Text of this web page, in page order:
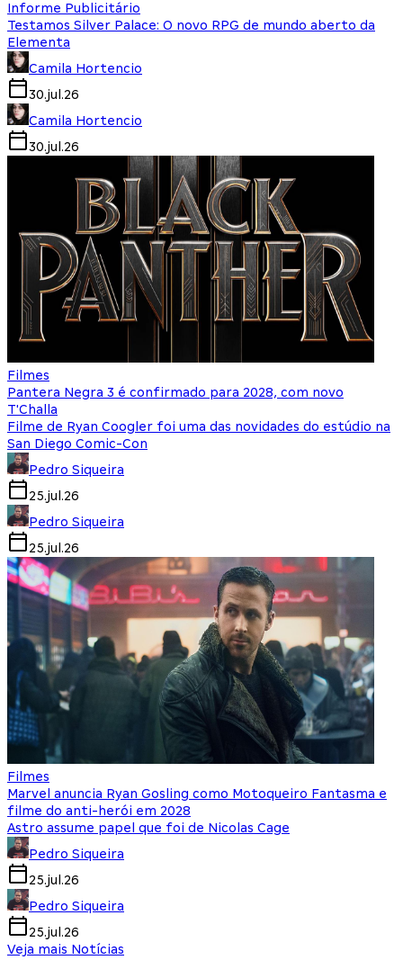
Informe Publicitário
Testamos Silver Palace: O novo RPG de mundo aberto da
Elementa
Camila Hortencio
30.jul.26
Camila Hortencio
30.jul.26
Filmes
Pantera Negra 3 é confirmado para 2028, com novo
T'Challa
Filme de Ryan Coogler foi uma das novidades do estúdio na
San Diego Comic-Con
Pedro Siqueira
25.jul.26
Pedro Siqueira
25.jul.26
Filmes
Marvel anuncia Ryan Gosling como Motoqueiro Fantasma e
filme do anti-herói em 2028
Astro assume papel que foi de Nicolas Cage
Pedro Siqueira
25.jul.26
Pedro Siqueira
25.jul.26
Veja mais Notícias